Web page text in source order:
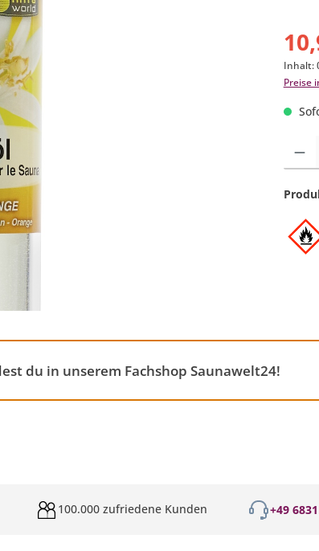
Inhalt:
Preise
du in unserem Fachshop Saunawelt24!
100.000 zufriedene Kunden +49